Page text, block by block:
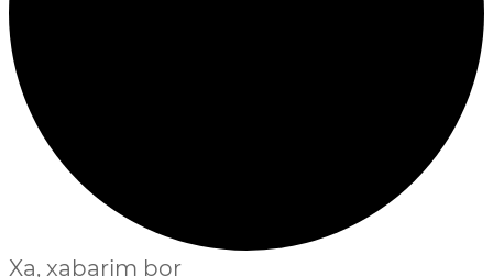
Xa, xabarim bor